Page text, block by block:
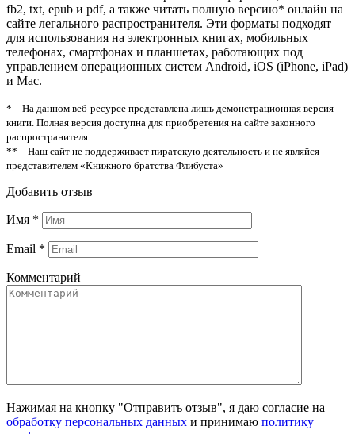
fb2, txt, epub и pdf, а также читать полную версию* онлайн на
сайте легального распространителя. Эти форматы подходят
для использования на электронных книгах, мобильных
телефонах, смартфонах и планшетах, работающих под
управлением операционных систем Android, iOS (iPhone, iPad)
и Mac.
* – На данном веб-ресурсе представлена лишь демонстрационная версия
книги. Полная версия доступна для приобретения на сайте законного
распространителя.
** – Наш сайт не поддерживает пиратскую деятельность и не являйся
представителем «Книжного братства Флибуста»
Добавить отзыв
Имя *
Email *
Комментарий
Нажимая на кнопку "Отправить отзыв", я даю согласие на
обработку персональных данных и принимаю политику